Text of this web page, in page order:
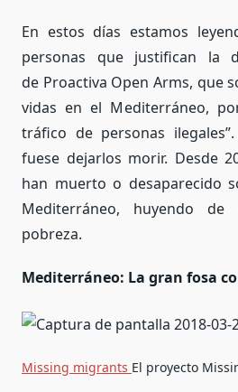
En estos días estamos
personas que justifican la
de Proactiva Open Arms, que
vidas en el Mediterráneo,
tráfico de personas
fuese dejarlos morir. Desde
han muerto o desaparecido
Mediterráneo, huyendo
pobreza.
Mediterráneo: La gran fosa
Missing migrants El proyecto